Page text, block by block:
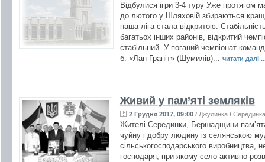
Відбулися ігри 3-4 туру Уже протягом
до лютого у Шляховій збираються
наша ліга стала відкритою.
багатьох інших районів, відкритий
стабільний. У поганий чемпіонат
б. «Лан-Граніт» (Шумилів)... читати далі
Живий у пам’яті земляків
2 Грудня 2017, 09:00 / Джулинка / Серединка
Жителі Серединки, Бершадщини
чуйну і добру людину із селянською
сільськогосподарського виробництва,
господаря, при якому село активно